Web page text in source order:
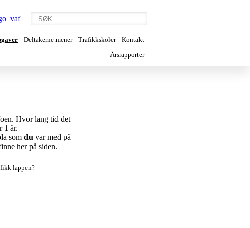
Deltakerne mener Trafikkskoler
Kontakt
Årsrapporter
Hvor lang tid det
1 år.
som du var med på
her på siden.
lappen?